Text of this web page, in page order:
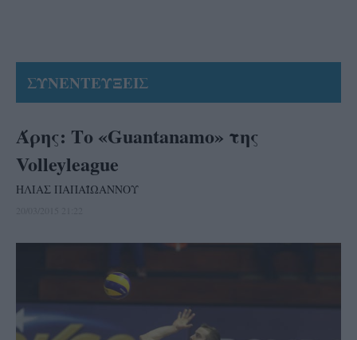
ΣΥΝΕΝΤΕΥΞΕΙΣ
Άρης: Το «Guantanamo» της
Volleyleague
ΗΛΙΑΣ ΠΑΠΑΪΩΑΝΝΟΥ